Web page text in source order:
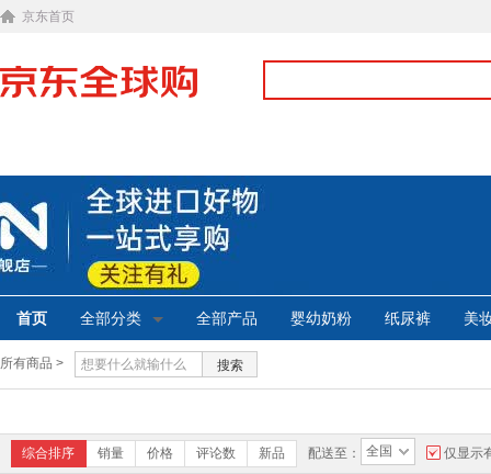
京东首页
首页 全部分类 全部产品 婴幼奶粉 纸尿裤 美
所有商品 > 搜索
综合排序 销量 价格 评论数 新品 配送至： 全国 仅显示